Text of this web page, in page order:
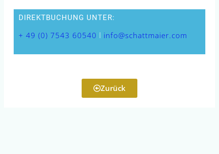
DIREKTBUCHUNG UNTER:
+ 49 (0) 7543 60540 l info@schattmaier.com
Zurück